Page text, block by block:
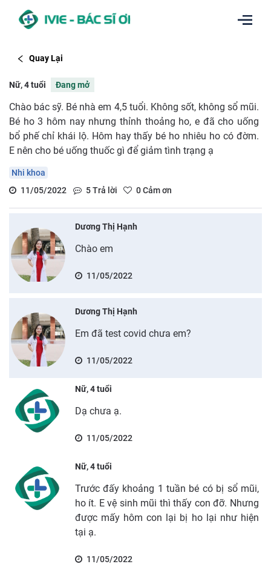
Quay Lại
Nữ, 4 tuổi Đang mở
Chào bác sỹ. Bé nhà em 4,5 tuổi. Không sốt, không sổ mũi.
Bé ho 3 hôm nay nhưng thỉnh thoảng ho, e đã cho uống
bổ phế chỉ khái lộ. Hôm hay thấy bé ho nhiêu ho có đờm.
E nên cho bé uống thuốc gì để giảm tình trạng ạ
Nhi khoa
11/05/2022
5Trả lời 0Cảm ơn
Dương Thị Hạnh
Chào em
11/05/2022
Dương Thị Hạnh
Em đã test covid chưa em?
11/05/2022
Nữ, 4 tuổi
Dạ chưa ạ.
11/05/2022
Nữ, 4 tuổi
Trước đấy khoảng 1 tuần bé có bị sổ mũi,
ho ít. E vệ sinh mũi thì thấy con đỡ. Nhưng
được mấy hôm con lại bị ho lại như hiện
tại ạ.
11/05/2022